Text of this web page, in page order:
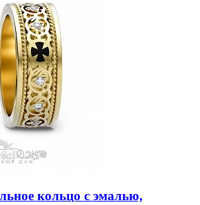
кольцо с эмалью,